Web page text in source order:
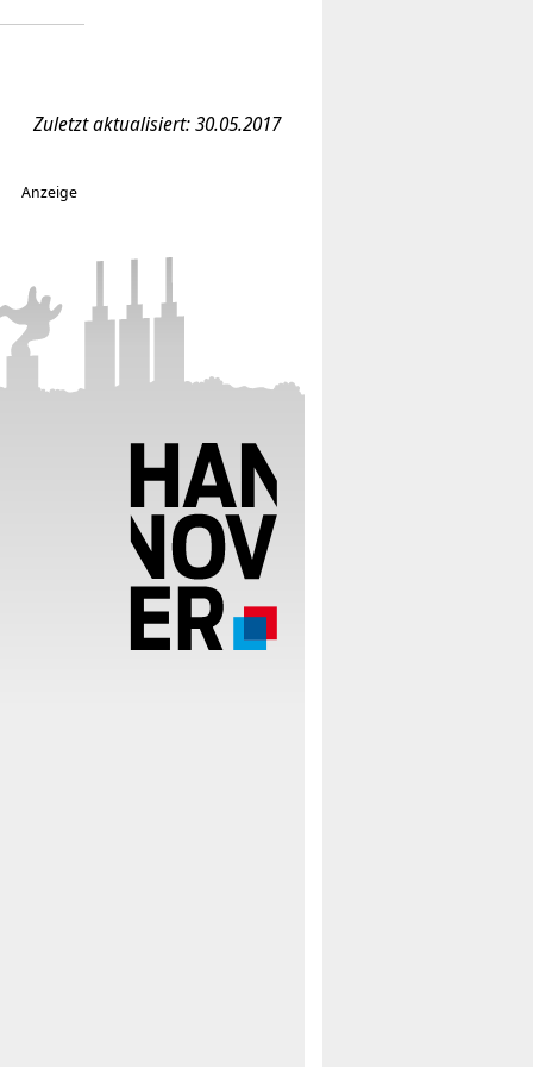
Zuletzt aktualisiert: 30.05.2017
Anzeige